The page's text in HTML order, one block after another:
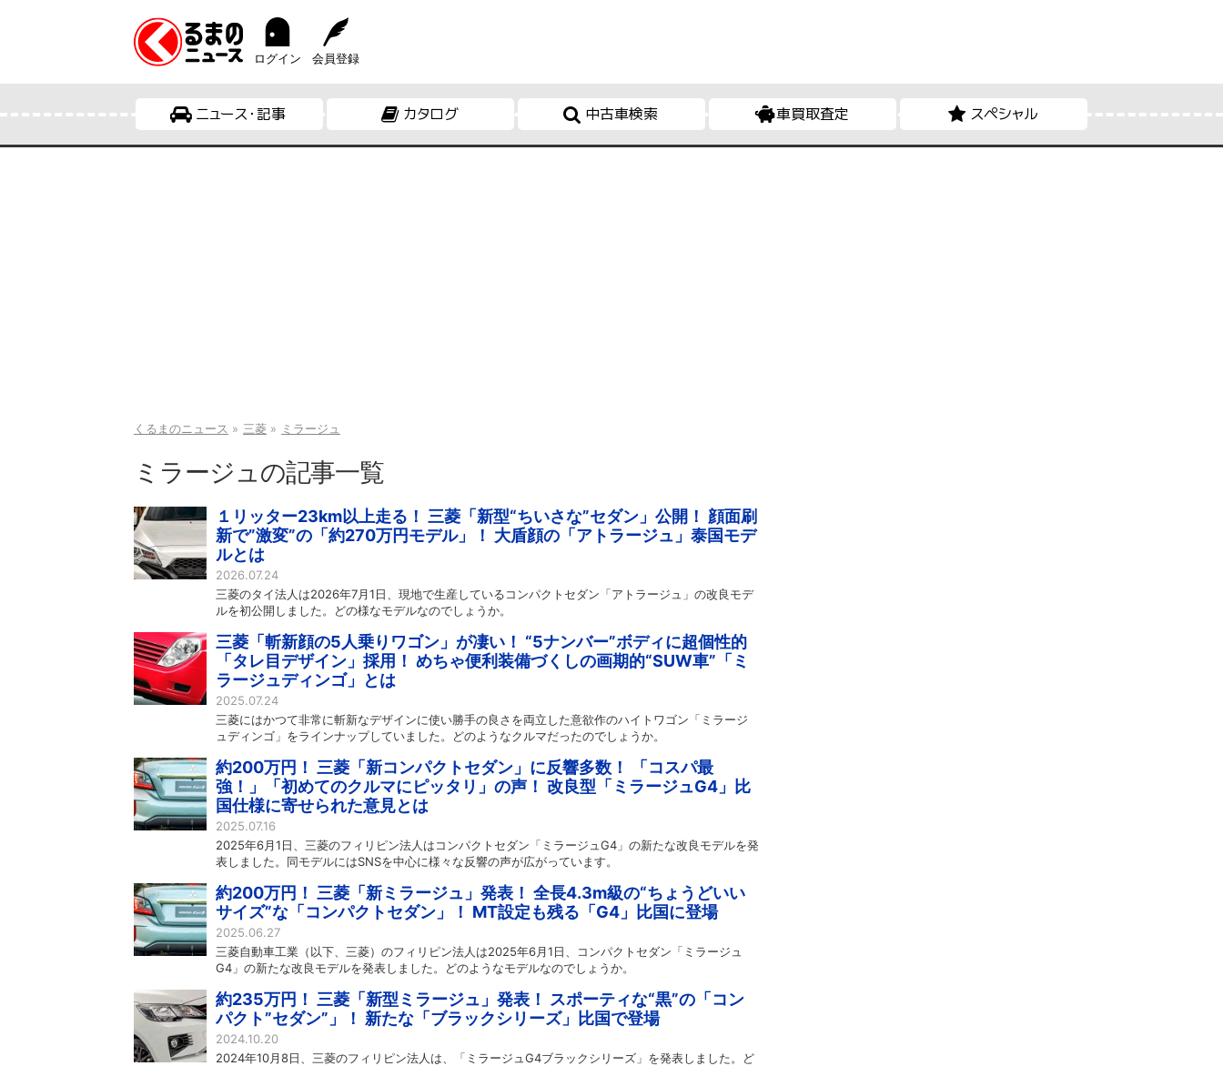
ログイン 会員登録
ニュース・記事 カタログ 中古車検索 車買取査定 スペシャル
くるまのニュース 三菱 ミラージュ
ミラージュの記事一覧
１リッター23km以上走る！ 三菱「新型“ちいさな”セダン」公開！ 顔面刷
新で”激変”の「約270万円モデル」！ 大盾顔の「アトラージュ」泰国モデ
ルとは
2026.07.24
三菱のタイ法人は2026年7月1日、現地で生産しているコンパクトセダン「アトラージュ」の改良モデ
ルを初公開しました。どの様なモデルなのでしょうか。
三菱「斬新顔の5人乗りワゴン」が凄い！ “5ナンバー”ボディに超個性的
「タレ目デザイン」採用！ めちゃ便利装備づくしの画期的“SUW車”「ミ
ラージュディンゴ」とは
2025.07.24
三菱にはかつて非常に斬新なデザインに使い勝手の良さを両立した意欲作のハイトワゴン「ミラージ
ュディンゴ」をラインナップしていました。どのようなクルマだったのでしょうか。
約200万円！ 三菱「新コンパクトセダン」に反響多数！ 「コスパ最
強！」「初めてのクルマにピッタリ」の声！ 改良型「ミラージュG4」比
国仕様に寄せられた意見とは
2025.07.16
2025年6月1日、三菱のフィリピン法人はコンパクトセダン「ミラージュG4」の新たな改良モデルを発
表しました。同モデルにはSNSを中心に様々な反響の声が広がっています。
約200万円！ 三菱「新ミラージュ」発表！ 全長4.3m級の“ちょうどいい
サイズ”な「コンパクトセダン」！ MT設定も残る「G4」比国に登場
2025.06.27
三菱自動車工業（以下、三菱）のフィリピン法人は2025年6月1日、コンパクトセダン「ミラージュ
G4」の新たな改良モデルを発表しました。どのようなモデルなのでしょうか。
約235万円！ 三菱「新型ミラージュ」発表！ スポーティな“黒”の「コン
パクト”セダン”」！ 新たな「ブラックシリーズ」比国で登場
2024.10.20
2024年10月8日、三菱のフィリピン法人は、「ミラージュG4ブラックシリーズ」を発表しました。ど